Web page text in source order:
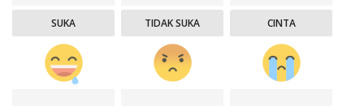
SUKA TIDAK SUKA CINTA